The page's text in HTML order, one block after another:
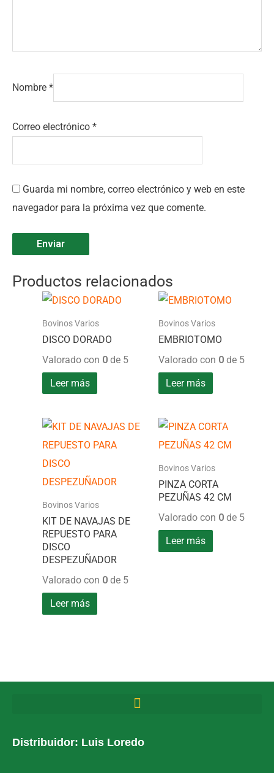
Nombre *
Correo electrónico *
Guarda mi nombre, correo electrónico y web en este
navegador para la próxima vez que comente.
Productos relacionados
Bovinos Varios
DISCO DORADO
Valorado con 0 de 5
Leer más
Bovinos Varios
EMBRIOTOMO
Valorado con 0de 5
Leer más
Bovinos Varios
KIT DE NAVAJAS DE
REPUESTO PARA
DISCO
DESPEZUÑADOR
Valorado con 0 de 5
Leer más
Bovinos Varios
PINZA CORTA
PEZUÑAS 42 CM
Valorado con 0de 5
Leer más
Distribuidor: Luis Loredo